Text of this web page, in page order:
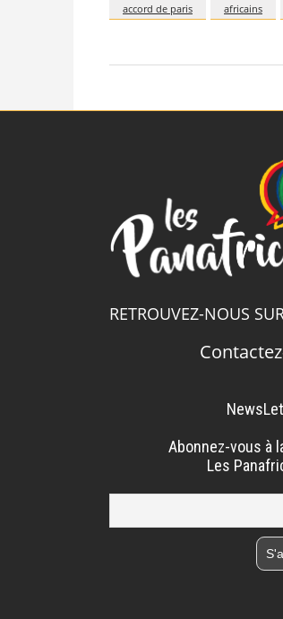
accord de paris africains
RETROUVEZ-NOUS
Abonnez-vous à
Les